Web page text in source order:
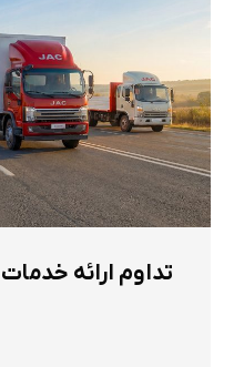
تداوم ارائه